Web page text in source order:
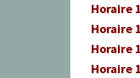
Horaire
Horaire
Horaire
Horaire